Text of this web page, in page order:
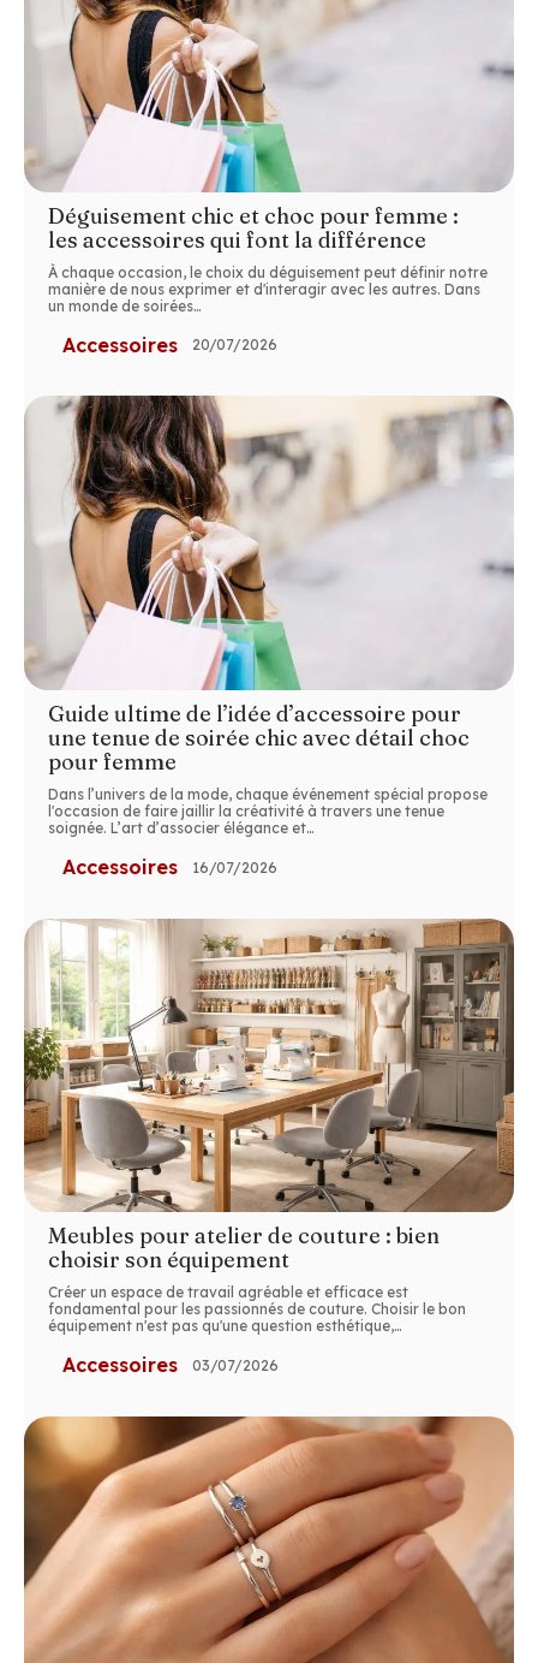
Déguisement chic et choc pour femme :
les accessoires qui font la différence
À chaque occasion, le choix du déguisement peut définir notre
manière de nous exprimer et d'interagir avec les autres. Dans
un monde de soirées…
Accessoires 20/07/2026
Guide ultime de l’idée d’accessoire pour
une tenue de soirée chic avec détail choc
pour femme
Dans l’univers de la mode, chaque événement spécial propose
l'occasion de faire jaillir la créativité à travers une tenue
soignée. L’art d’associer élégance et…
Accessoires 16/07/2026
Meubles pour atelier de couture : bien
choisir son équipement
Créer un espace de travail agréable et efficace est
fondamental pour les passionnés de couture. Choisir le bon
équipement n'est pas qu'une question esthétique,…
Accessoires 03/07/2026